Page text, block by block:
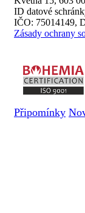
ID datové
IČO: 75014149,
Zásady ochrany
Připomínky